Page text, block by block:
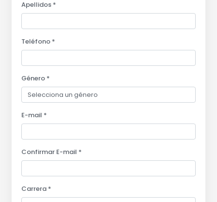
Apellidos *
Teléfono *
Género *
E-mail *
Confirmar E-mail *
Carrera *